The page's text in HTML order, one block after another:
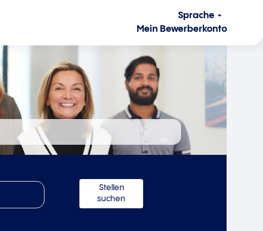
Sprache
Mein Bewerberkonto